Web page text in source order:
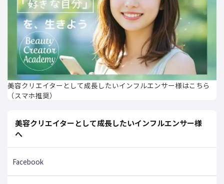
美容クリエイターとして成長したいインフルエンサー様はこちら
（スマホ推奨）
美容クリエイターとして成長したいインフルエンサー様
へ
Facebook